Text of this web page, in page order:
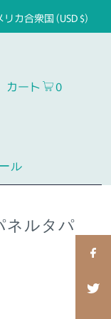
リカ合衆国 (USD $)
ル
カート 0
ネルタパ